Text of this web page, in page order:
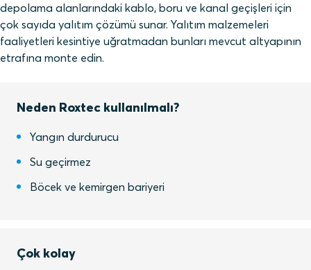
depolama alanlarındaki kablo, boru ve kanal geçişleri için
çok sayıda yalıtım çözümü sunar. Yalıtım malzemeleri
faaliyetleri kesintiye uğratmadan bunları mevcut altyapının
etrafına monte edin.
Neden Roxtec kullanılmalı?
Yangın durdurucu
Su geçirmez
Böcek ve kemirgen bariyeri
Çok kolay